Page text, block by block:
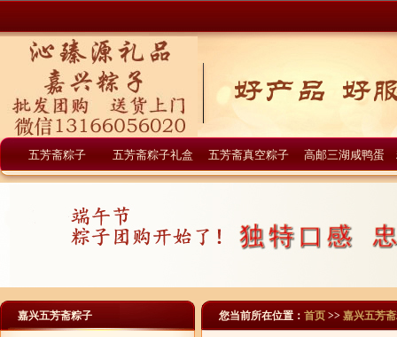
五芳斋粽子 五芳斋粽子礼盒 五芳斋真空粽子 高邮三湖咸鸭蛋
嘉兴五芳斋粽子 您当前所在位置： 首页 >> 嘉兴五芳